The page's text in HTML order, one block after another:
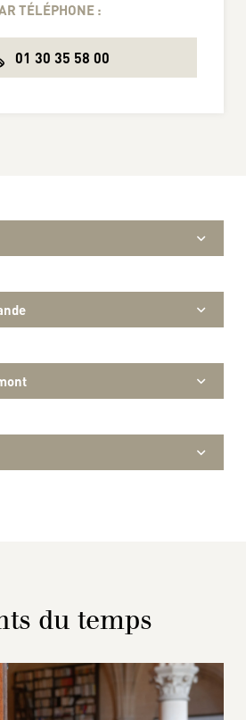
TÉLÉPHONE :
01 30 35 58 00
du temps